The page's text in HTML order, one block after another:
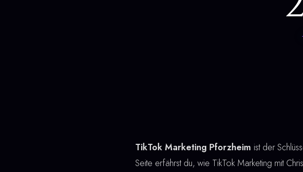
TikTok Marketing Pforzheim ist der
Seite erfährst du, wie TikTok Marketing mit